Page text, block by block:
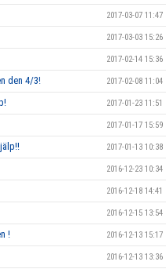
2017-03-07 11:47
2017-03-03 15:26
2017-02-14 15:36
den 4/3! 2017-02-08 11:04
2017-01-23 11:51
2017-01-17 15:59
2017-01-13 10:38
2016-12-23 10:34
2016-12-18 14:41
2016-12-15 13:54
! 2016-12-13 15:17
2016-12-13 13:36